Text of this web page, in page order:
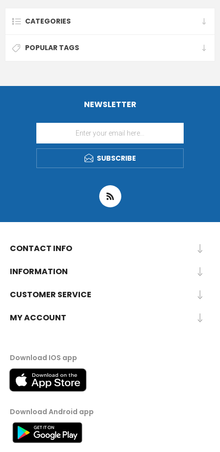
CATEGORIES
POPULAR TAGS
NEWSLETTER
SUBSCRIBE
CONTACT INFO
INFORMATION
CUSTOMER SERVICE
MY ACCOUNT
Download IOS app
Download Android app